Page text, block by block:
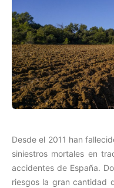
Desde el 2011 han
siniestros mortales en
accidentes de España.
riesgos la gran cantidad